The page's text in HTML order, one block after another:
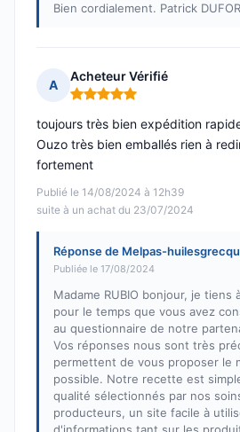
Bien cordialement. Patrick
A
Acheteur Vérifié
Note : 5 sur 5
Publié le 14/08/2024 à 12h39
suite à un achat du 23/07/2024
toujours très bien expédition
Ouzo très bien emballés rien à
fortement
Réponse de Melpas-
Publiée le 17/08/2024
Madame RUBIO bonjour, je tiens
pour le temps que vous avez
au questionnaire de notre
Vos réponses nous sont très
permettent de vous proposer le
possible. Notre recette est
qualité sélectionnés par nos
producteurs, un site facile à